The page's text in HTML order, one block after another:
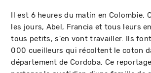
Il est 6 heures du matin en Colombie.
les jours, Abel, Francia et tous leurs
tous petits, s'en vont travailler. Ils
000 cueilleurs qui récoltent le coton
département de Cordoba. Ce